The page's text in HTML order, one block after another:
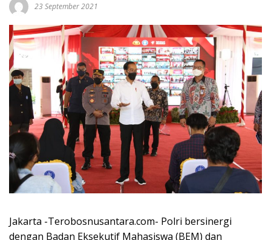
23 September 2021
Jakarta -Terobosnusantara.com- Polri bersinergi
dengan Badan Eksekutif Mahasiswa (BEM) dan